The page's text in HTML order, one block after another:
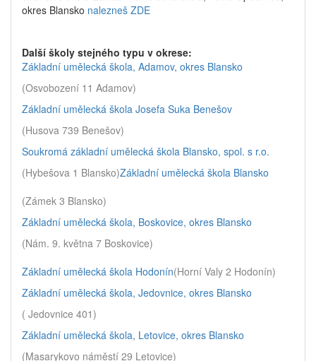
okres Blansko nalezneš ZDE
Další školy stejného typu v okrese:
Základní umělecká škola, Adamov, okres Blansko
(Osvobození 11 Adamov)
Základní umělecká škola Josefa Suka Benešov
(Husova 739 Benešov)
Soukromá základní umělecká škola Blansko, spol. s r.o.
(Hybešova 1 Blansko)Základní umělecká škola Blansko
(Zámek 3 Blansko)
Základní umělecká škola, Boskovice, okres Blansko
(Nám. 9. května 7 Boskovice)
Základní umělecká škola Hodonín(Horní Valy 2 Hodonín)
Základní umělecká škola, Jedovnice, okres Blansko
( Jedovnice 401)
Základní umělecká škola, Letovice, okres Blansko
(Masarykovo náměstí 29 Letovice)